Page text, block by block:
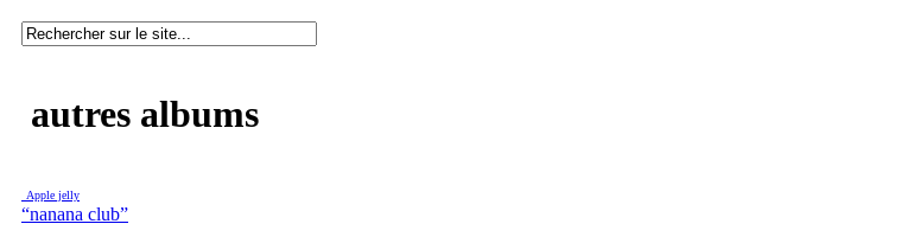
autres albums
Apple jelly
“nanana club”